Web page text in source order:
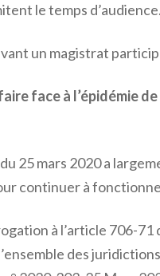
le temps
un magistrat
face à l’épidémie
25 mars 2020 a
continuer à
à l’article 706-
des